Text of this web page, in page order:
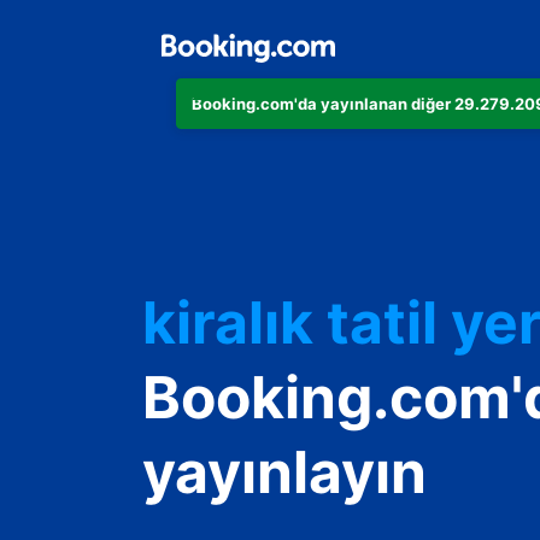
Booking.com'da yayınlanan diğer
kiralık tatil
Konukevinizi
Oda ve
yayınlayın